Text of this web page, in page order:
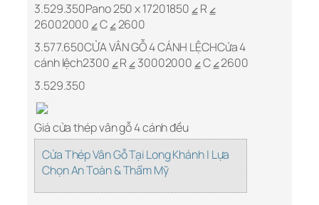
3.529.350Pano 250 x 17201850 ⦤ R ⦤
26002000 ⦤ C ⦤ 2600
3.577.650CỬA VÂN GỖ 4 CÁNH LỆCHCửa 4
cánh lệch2300 ⦤ R ⦤ 30002000 ⦤ C ⦤ 2600
3.529.350
Giá cửa thép vân gỗ 4 cánh đều
Cửa Thép Vân Gỗ Tại Long Khánh | Lựa
Chọn An Toàn & Thẩm Mỹ